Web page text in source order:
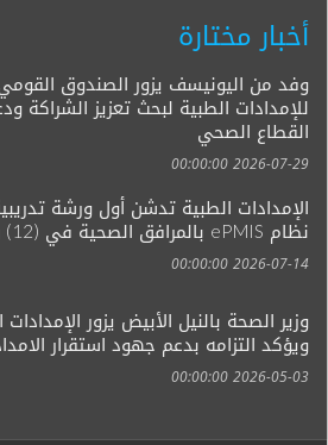
أخبار مختارة
وفد من اليونيسف يزور الصندوق
للإمدادات الطبية لبحث تعزيز الشراكة
القطاع الصحي
2026-07-29 00:00:00
الإمدادات الطبية تدشن أول ورشة
نظام ePMIS بالمرافق الصحية في (12) ولاية
2026-07-14 00:00:00
وزير الصحة بالنيل الأبيض يزور الإمدادات
ويؤكد التزامه بدعم جهود استقرار
2026-05-03 00:00:00